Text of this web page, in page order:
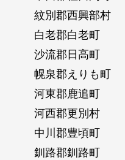
紋別郡西興部村
白老郡白老町
沙流郡日高町
幌泉郡えりも町
河東郡鹿追町
河西郡更別村
中川郡豊頃町
釧路郡釧路町